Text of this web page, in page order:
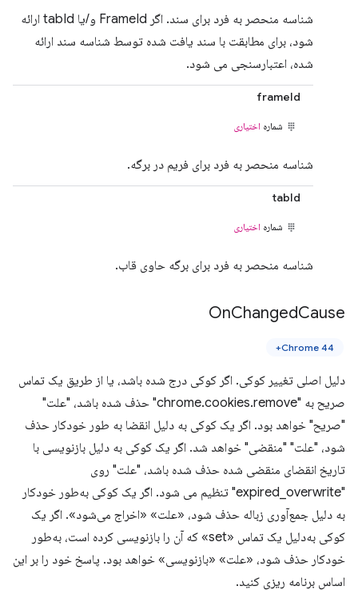
شناسه منحصر به فرد برای سند. اگر FrameId و/یا tabId ارائه
شود، برای مطابقت با سند یافت شده توسط شناسه سند ارائه
شده، اعتبارسنجی می شود.
frameId
شماره اختیاری
شناسه منحصر به فرد برای فریم در برگه.
tabId
شماره اختیاری
شناسه منحصر به فرد برای برگه حاوی قاب.
OnChangedCause
Chrome 44+
دلیل اصلی تغییر کوکی. اگر کوکی درج شده باشد، یا از طریق یک تماس
صریح به "chrome.cookies.remove" حذف شده باشد، "علت"
"صریح" خواهد بود. اگر یک کوکی به دلیل انقضا به طور خودکار حذف
شود، "علت" "منقضی" خواهد شد. اگر یک کوکی به دلیل بازنویسی با
تاریخ انقضای منقضی شده حذف شده باشد، "علت" روی
"expired_overwrite" تنظیم می شود. اگر یک کوکی به‌طور خودکار
به دلیل جمع‌آوری زباله حذف شود، «علت» «اخراج می‌شود». اگر یک
کوکی به‌دلیل یک تماس «set» که آن را بازنویسی کرده است، به‌طور
خودکار حذف شود، «علت» «بازنویسی» خواهد بود. پاسخ خود را بر این
اساس برنامه ریزی کنید.